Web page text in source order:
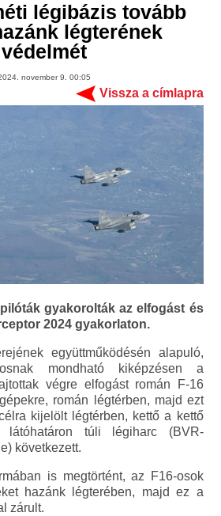
légibázis tovább
légterének
védelmét
november 9. 00:05
Vissza a címlapra
gyakorolták az elfogást és
2024 gyakorlaton.
együttműködésén alapuló,
mondható kiképzésen a
végre elfogást román F-16
román légtérben, majd ezt
kijelölt légtérben, kettő a kettő
látóhatáron túli légiharc (BVR-
következett.
is megtörtént, az F16-osok
hazánk légterében, majd ez a
zárult.